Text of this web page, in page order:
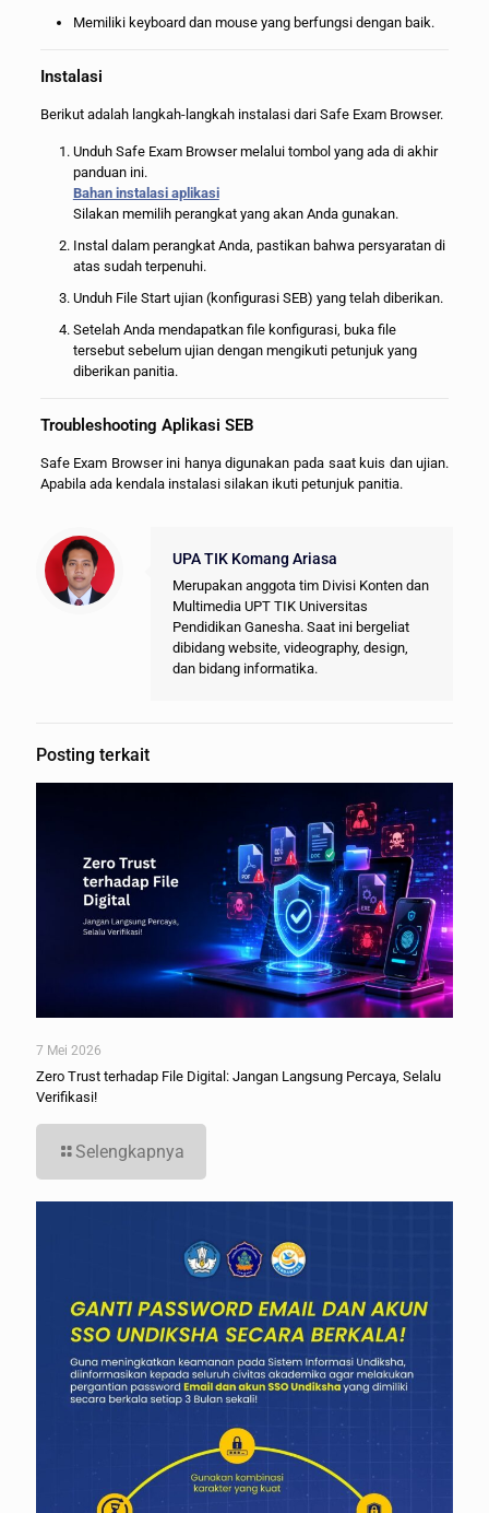
Memiliki keyboard dan mouse yang berfungsi dengan baik.
Instalasi
Berikut adalah langkah-langkah instalasi dari Safe Exam Browser.
Unduh Safe Exam Browser melalui tombol yang ada di akhir
panduan ini.
Bahan instalasi aplikasi
Silakan memilih perangkat yang akan Anda gunakan.
Instal dalam perangkat Anda, pastikan bahwa persyaratan di
atas sudah terpenuhi.
Unduh File Start ujian (konfigurasi SEB) yang telah diberikan.
Setelah Anda mendapatkan file konfigurasi, buka file
tersebut sebelum ujian dengan mengikuti petunjuk yang
diberikan panitia.
Troubleshooting Aplikasi SEB
Safe Exam Browser ini hanya digunakan pada saat kuis dan ujian.
Apabila ada kendala instalasi silakan ikuti petunjuk panitia.
UPA TIK Komang Ariasa
Merupakan anggota tim Divisi Konten dan
Multimedia UPT TIK Universitas
Pendidikan Ganesha. Saat ini bergeliat
dibidang website, videography, design,
dan bidang informatika.
Posting terkait
7 Mei 2026
Zero Trust terhadap File Digital: Jangan Langsung Percaya, Selalu
Verifikasi!
Selengkapnya